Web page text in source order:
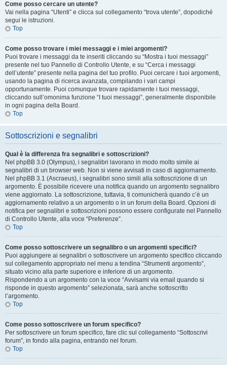
Come posso cercare un utente?
Vai nella pagina “Utenti” e clicca sul collegamento “trova utente”, dopodiché
segui le istruzioni.
Top
Come posso trovare i miei messaggi e i miei argomenti?
Puoi trovare i messaggi da te inseriti cliccando su “Mostra i tuoi messaggi”
presente nel tuo Pannello di Controllo Utente, e su “Cerca i messaggi
dell’utente” presente nella pagina del tuo profilo. Puoi cercare i tuoi argomenti,
usando la pagina di ricerca avanzata, compilando i vari campi
opportunamente. Puoi comunque trovare rapidamente i tuoi messaggi,
cliccando sull’omonima funzione “I tuoi messaggi”, generalmente disponibile
in ogni pagina della Board.
Top
Sottoscrizioni e segnalibri
Qual è la differenza fra segnalibri e sottoscrizioni?
Nel phpBB 3.0 (Olympus), i segnalibri lavorano in modo molto simile ai
segnalibri di un browser web. Non si viene avvisati in caso di aggiornamento.
Nel phpBB 3.1 (Ascraeus), i segnalibri sono simili alla sottoscrizione di un
argomento. È possibile ricevere una notifica quando un argomento segnalibro
viene aggiornato. La sottoscrizione, tuttavia, ti comunicherà quando c’è un
aggiornamento relativo a un argomento o in un forum della Board. Opzioni di
notifica per segnalibri e sottoscrizioni possono essere configurate nel Pannello
di Controllo Utente, alla voce “Preferenze”.
Top
Come posso sottoscrivere un segnalibro o un argomenti specifici?
Puoi aggiungere ai segnalibri o sottoscrivere un argomento specifico cliccando
sul collegamento appropriato nel menu a tendina “Strumenti argomento”,
situato vicino alla parte superiore e inferiore di un argomento.
Rispondendo a un argomento con la voce “Avvisami via email quando si
risponde in questo argomento” selezionata, sarà anche sottoscritto
l’argomento.
Top
Come posso sottoscrivere un forum specifico?
Per sottoscrivere un forum specifico, fare clic sul collegamento “Sottoscrivi
forum”, in fondo alla pagina, entrando nel forum.
Top